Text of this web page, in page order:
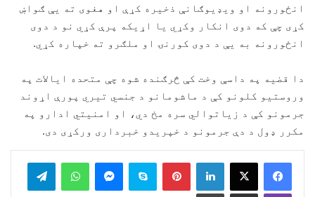
انځورونه او ویډیوګانې ذخیره کړې او هغوی ته یې ګواښ
کړی چې که دوی انکار وکړي یا اړیکه پرې کړي نو د دوی
انځورونه به یې د دوی کورنۍ او ملګرو ته خپاره کړي.
دا قضیه په داسې وخت کې څرګنده شوه چې متحده ایالات په
وروستیو کلونو کې د ماشومانو د جنسي تیري پورې اړوند
جرمونو کې د زیاتوالي سره مخ دي، او امنیتي ادارو په
مکرر ډول د دې جرمونو د خپریدو خبرداری ورکړی دی.
LinkedIn
Pinterest
Skype
Messenger
WhatsApp
Viber
Share via Email
Print